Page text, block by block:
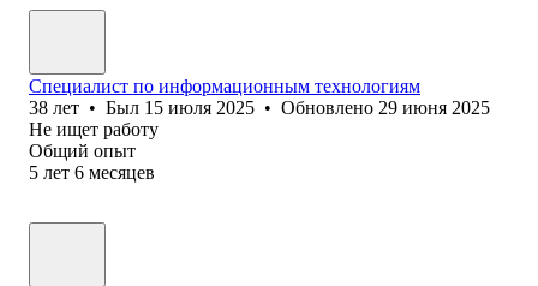
Специалист по информационным технологиям
38 лет • Был 15 июля 2025 • Обновлено 29 июня 2025
Не ищет работу
Общий опыт
5 лет 6 месяцев